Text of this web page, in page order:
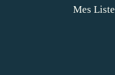
Mes